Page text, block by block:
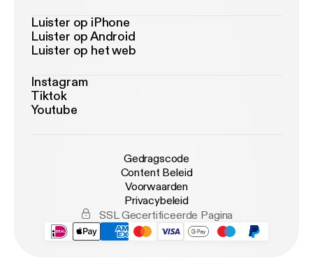
Luister op iPhone
Luister op Android
Luister op het web
Instagram
Tiktok
Youtube
Gedragscode
Content Beleid
Voorwaarden
Privacybeleid
SSL Gecertificeerde Pagina